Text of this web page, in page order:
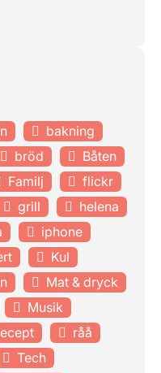
bakning
bröd
Båten
Familj
flickr
grill
helena
iphone
Kul
Mat & dryck
Musik
råå
Tech